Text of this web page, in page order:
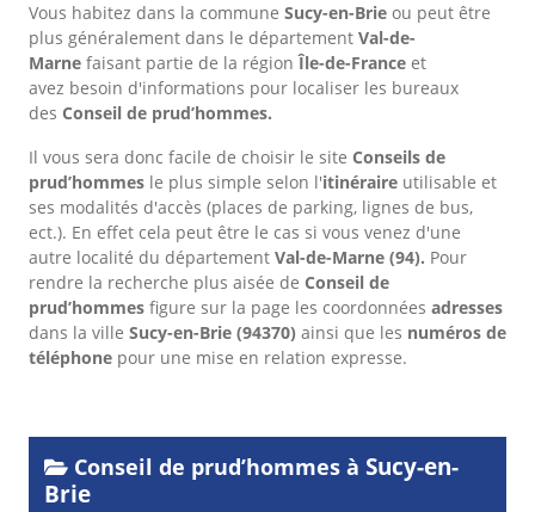
Vous habitez dans la commune Sucy-en-Brie ou peut être
plus généralement dans le département Val-de-
Marne faisant partie de la régionÎle-de-France et
avez besoin d'informations pour localiser les bureaux
des Conseil de prud’hommes.
Il vous sera donc facile de choisir le site Conseils de
prud’hommes le plus simple selon l'itinéraire utilisable et
ses modalités d'accès (places de parking, lignes de bus,
ect.). En effet cela peut être le cas si vous venez d'une
autre localité du département Val-de-Marne (94). Pour
rendre la recherche plus aisée de Conseil de
prud’hommes figure sur la page les coordonnées adresses
dans la ville Sucy-en-Brie (94370) ainsi que les numéros de
téléphone pour une mise en relation expresse.
Conseil de prud’hommes à Sucy-en-
Brie